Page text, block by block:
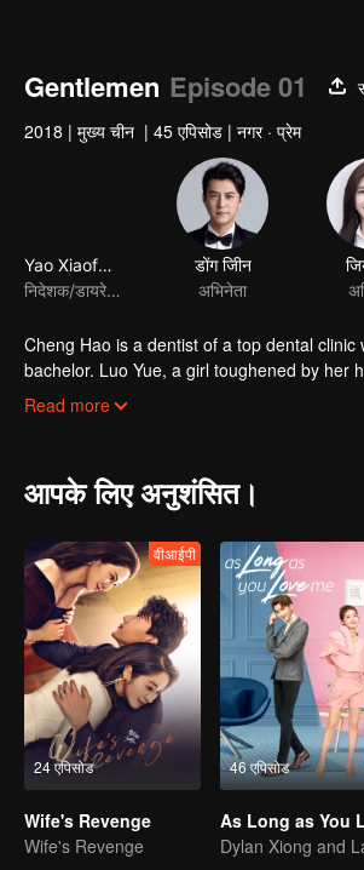
Gentlemen Episode 01
2018 | मुख्य चीन | 45 एपिसोड | नगर · प्रेम
Yao Xiaofeng
निदेशक/डायरेक्टर
डोंग जीिन
अभिनेता
Cheng Hao is a dentist of a top dental
bachelor. Luo Yue, a girl toughened by her
loathe each other start a romantic tug of
Read more
आपके लिए अनुशंसित।
24 एपिसोड
वीआईपी
Wife's Revenge
Wife's Revenge
46 एपिसोड